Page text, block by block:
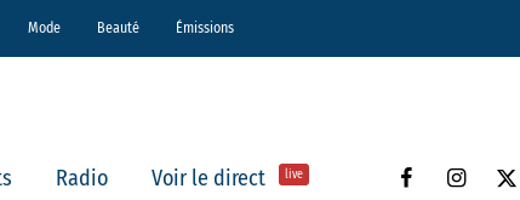
Mode Beauté Émissions
Radio Voir le direct live